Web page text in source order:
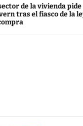
pide un pacto al
la ley para restringir